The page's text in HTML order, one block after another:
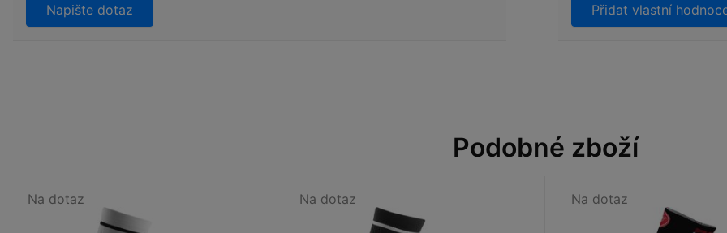
Napište dotaz Přidat vlastní
Podobné zboží
Na dotaz Na dotaz Na dotaz